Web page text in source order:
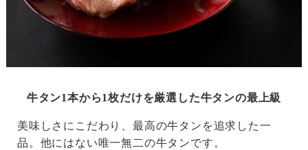
牛タン1本から1枚だけを厳選した牛タンの最上級
美味しさにこだわり、最高の牛タンを追求した一
品。他にはない唯一無二の牛タンです。